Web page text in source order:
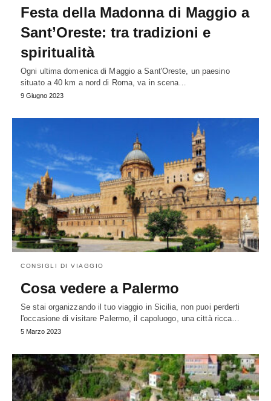
Festa della Madonna di Maggio a
Sant’Oreste: tra tradizioni e
spiritualità
Ogni ultima domenica di Maggio a Sant'Oreste, un paesino
situato a 40 km a nord di Roma, va in scena…
9 Giugno 2023
CONSIGLI DI VIAGGIO
Cosa vedere a Palermo
Se stai organizzando il tuo viaggio in Sicilia, non puoi perderti
l'occasione di visitare Palermo, il capoluogo, una città ricca…
5 Marzo 2023